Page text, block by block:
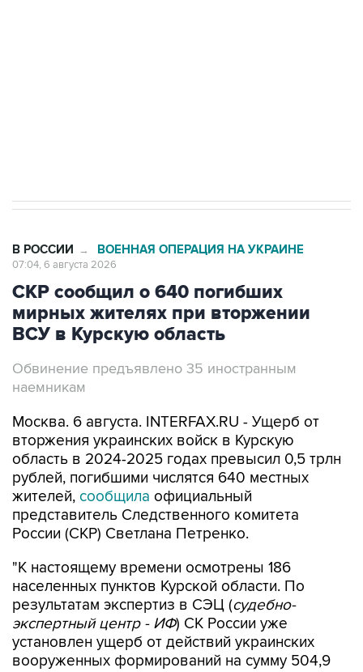
В РОССИИ → ВОЕННАЯ ОПЕРАЦИЯ НА УКРАИНЕ
07:04, 6 августа 2026
СКР сообщил о 640 погибших
мирных жителях при вторжении
ВСУ в Курскую область
Обвинение предъявлено 35 иностранным
наемникам
Москва. 6 августа. INTERFAX.RU - Ущерб от
вторжения украинских войск в Курскую
область в 2024-2025 годах превысил 0,5 трлн
рублей, погибшими числятся 640 местных
жителей, сообщила официальный
представитель Следственного комитета
России (СКР) Светлана Петренко.
"К настоящему времени осмотрены 186
населенных пунктов Курской области. По
результатам экспертиз в СЭЦ (судебно-
экспертный центр - ИФ) СК России уже
установлен ущерб от действий украинских
вооруженных формирований на сумму 504,9